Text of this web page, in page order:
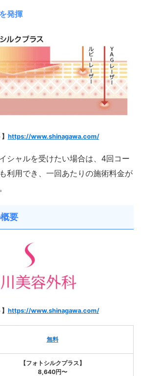
発揮
https://www.shinagawa.com/
シャルを受けたい場合は、4回コー
利用でき、一回あたりの施術料金が
要
https://www.shinagawa.com/
無料
【フォトシルクプラス】
8,640円〜